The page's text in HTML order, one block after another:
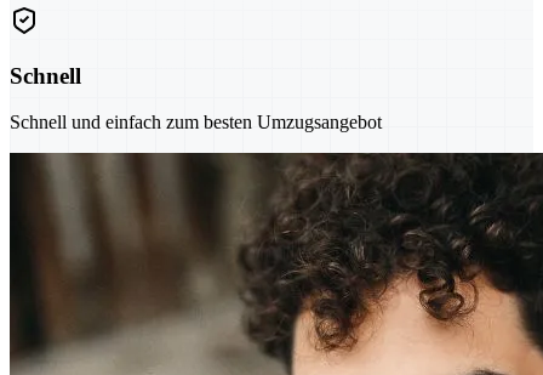
Schnell
Schnell und einfach zum besten Umzugsangebot